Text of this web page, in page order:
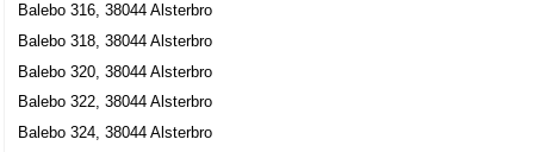
Balebo 316, 38044 Alsterbro
Balebo 318, 38044 Alsterbro
Balebo 320, 38044 Alsterbro
Balebo 322, 38044 Alsterbro
Balebo 324, 38044 Alsterbro